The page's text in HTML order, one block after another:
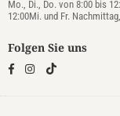
Mo., Di., Do. von 8:00 bis
12:00Mi. und Fr.
Folgen Sie uns
FacebookInstagram